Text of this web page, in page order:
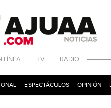
LÍNEA. ·T.V. ·RADIO
ESPECTÁCULOS OPINIÓN